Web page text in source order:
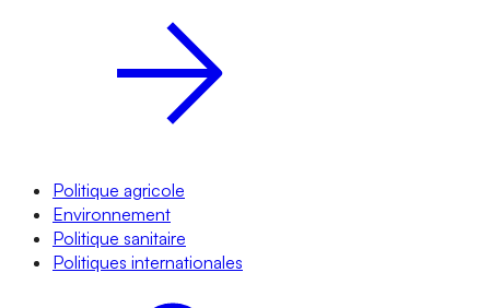
Politique agricole
Environnement
Politique sanitaire
Politiques internationales